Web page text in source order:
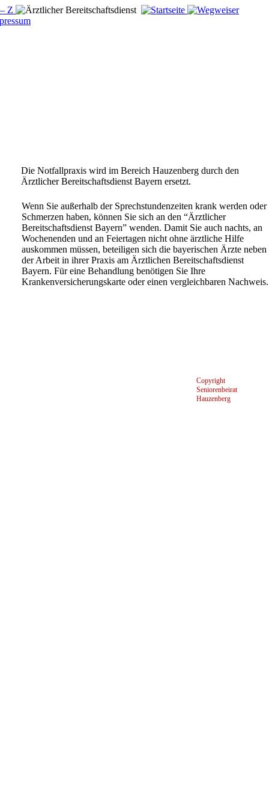
Copyright
Seniorenbeirat
Hauzenberg
Wegweiser
Wenn Sie außerhalb der Sprechstundenzeiten krank werden oder
Schmerzen haben, können Sie sich an den “Ärztlicher
Bereitschaftsdienst Bayern” wenden. Damit Sie auch nachts, an
Wochenenden und an Feiertagen nicht ohne ärztliche Hilfe
auskommen müssen, beteiligen sich die bayerischen Ärzte neben
derArbeit in ihrer Praxis am Ärztlichen Bereitschaftsdienst
Bayern. Für eine Behandlung benötigen Sie Ihre
Krankenversicherungskarte oder einen vergleichbaren Nachweis.
Die Notfallpraxis wird im Bereich Hauzenberg durch den
Ärztlicher Bereitschaftsdienst Bayern ersetzt.